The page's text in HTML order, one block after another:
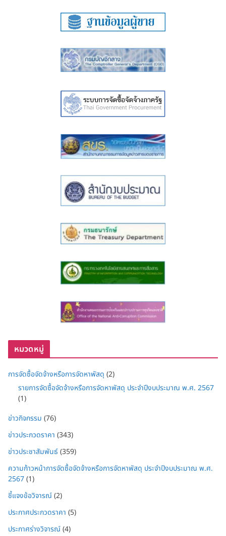
หมวดหมู่
การจัดซื้อจัดจ้างหรือการจัดหาพัสดุ (2)
รายการจัดซื้อจัดจ้างหรือการจัดหาพัสดุ ประจำปีงบประมาณ พ.ศ. 2567
(1)
ข่าวกิจกรรม (76)
ข่าวประกวดราคา (343)
ข่าวประชาสัมพันธ์(359)
ความก้าวหน้าการจัดซื้อจัดจ้างหรือการจัดหาพัสดุ ประจำปีงบประมาณ พ.ศ.
2567(1)
ชี้แจงข้อวิจารณ์(2)
ประกาศประกวดราคา (5)
ประกาศร่างวิจารณ์(4)